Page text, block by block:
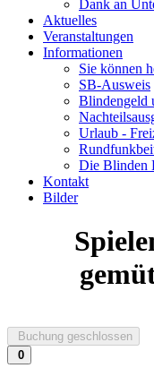
Dank an
Aktuelles
Veranstaltungen
Informationen
Sie können
SB-Ausweis
Blindengeld
Urlaub -
Die Blinden
Kontakt
Bilder
Buchung geschlossen
0